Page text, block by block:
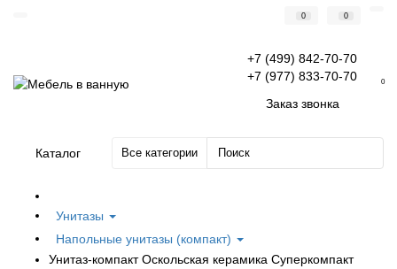
0 0
+7 (499) 842-70-70
+7 (977) 833-70-70
Заказ звонка
0
Каталог Все категории
Унитазы
Напольные унитазы (компакт)
Унитаз-компакт Оскольская керамика Суперкомпакт